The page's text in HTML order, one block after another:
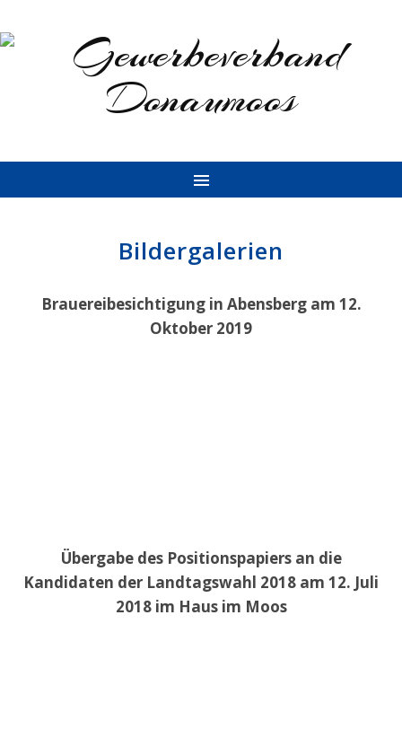
Bildergalerien
Brauereibesichtigung in Abensberg am 12.
Oktober 2019
Übergabe des Positionspapiers an die
Kandidaten der Landtagswahl 2018 am 12. Juli
2018 im Haus im Moos